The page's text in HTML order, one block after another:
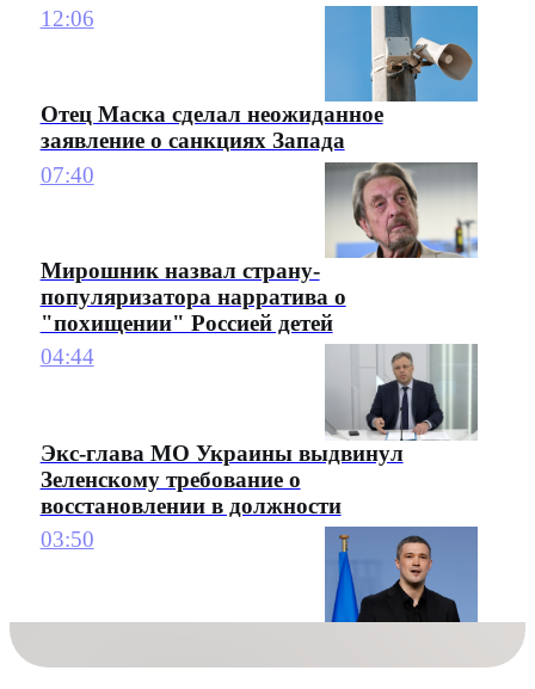
12:06
Отец Маска сделал неожиданное
заявление о санкциях Запада
07:40
Мирошник назвал страну-
популяризатора нарратива о
"похищении" Россией детей
04:44
Экс-глава МО Украины выдвинул
Зеленскому требование о
восстановлении в должности
03:50